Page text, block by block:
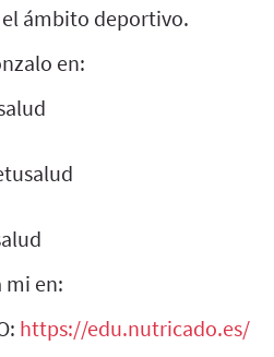
ámbito deportivo.
en:
mi en:
https://edu.nutricado.es/